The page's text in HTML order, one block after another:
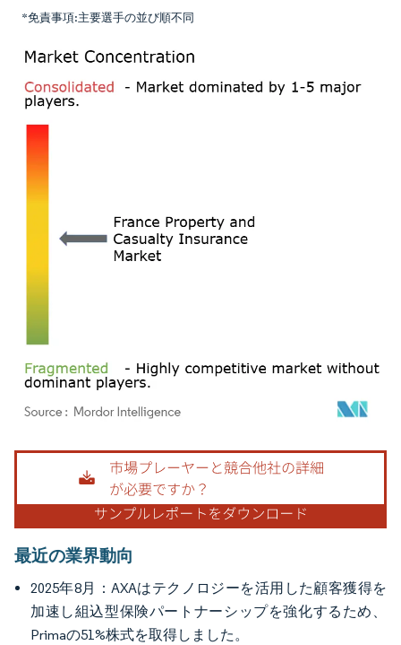
*免責事項:主要選手の並び順不同
画像 © Mordor Intelligence。再利用にはCC BY 4.0の表示が必要です。
最近の業界動向
2025年8月：AXAはテクノロジーを活用した顧客獲得を
加速し組込型保険パートナーシップを強化するため、
Primaの51%株式を取得しました。